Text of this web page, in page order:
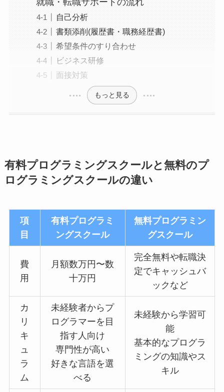
自己分析
書類添削(履歴書・職務経歴書)
希望条件のすり合わせ
ビジネス研修
面接対策
もっと見る
有料プログラミングスクールと無料のプ
ログラミングスクールの違い
項
目
有料プログラミ
ングスクール
無料プログラミン
グスクール
費
用
月額数万円〜数
十万円
完全無料や転職決
定でキャッシュバ
ックなど
カ
リ
キ
ュ
ラ
ム
未経験者からプ
ログラマーを目
指す人向け
専門性が高い
好きな言語を選
べる
未経験から学習可
能
基本的なプログラ
ミングの知識やス
キル